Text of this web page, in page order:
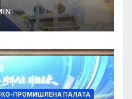
на Хонконг
на AI+
ПРОМИШЛЕНА ПАЛАТА